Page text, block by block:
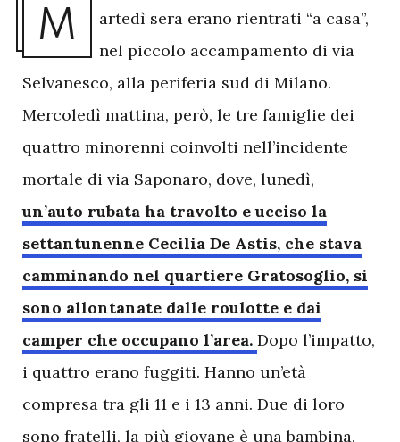
M
artedì sera erano rientrati “a casa”,
nel piccolo accampamento di via
Selvanesco, alla periferia sud di Milano.
Mercoledì mattina, però, le tre famiglie dei
quattro minorenni coinvolti nell’incidente
mortale di via Saponaro, dove, lunedì,
un’auto rubata ha travolto e ucciso la
settantunenne Cecilia De Astis, che stava
camminando nel quartiere Gratosoglio, si
sono allontanate dalle roulotte e dai
camper che occupano l’area. Dopo l’impatto,
i quattro erano fuggiti. Hanno un’età
compresa tra gli 11 e i 13 anni. Due di loro
sono fratelli, la più giovane è una bambina,